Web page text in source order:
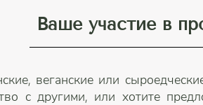
Ваше участие в
веганские или
с другими, или хотите